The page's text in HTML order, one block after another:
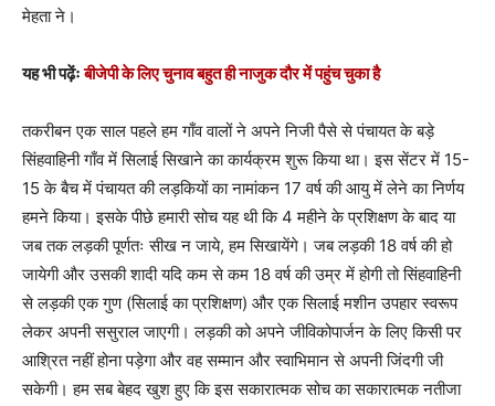
मेहता ने।
यह भी पढ़ेंःबीजेपी के लिए चुनाव बहुत ही नाजुक दौर में पहुंच चुका है
तकरीबन एक साल पहले हम गाँव वालों ने अपने निजी पैसे से पंचायत के बड़े
सिंहवाहिनी गाँव में सिलाई सिखाने का कार्यक्रम शुरू किया था। इस सेंटर में 15-
15 के बैच में पंचायत की लड़कियों का नामांकन 17 वर्ष की आयु में लेने का निर्णय
हमने किया। इसके पीछे हमारी सोच यह थी कि 4 महीने के प्रशिक्षण के बाद या
जब तक लड़की पूर्णतः सीख न जाये, हम सिखायेंगे। जब लड़की 18 वर्ष की हो
जायेगी और उसकी शादी यदि कम से कम 18 वर्ष की उम्र में होगी तो सिंहवाहिनी
से लड़की एक गुण (सिलाई का प्रशिक्षण) और एक सिलाई मशीन उपहार स्वरूप
लेकर अपनी ससुराल जाएगी। लड़की को अपने जीविकोपार्जन के लिए किसी पर
आश्रित नहीं होना पड़ेगा और वह सम्मान और स्वाभिमान से अपनी जिंदगी जी
सकेगी। हम सब बेहद खुश हुए कि इस सकारात्मक सोच का सकारात्मक नतीजा